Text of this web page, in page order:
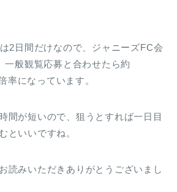
2日間だけなので、ジャニーズFC会
一般観覧応募と合わせたら約
率になっています。
間が短いので、狙うとすれば一日目
といいですね。
読みいただきありがとうございまし